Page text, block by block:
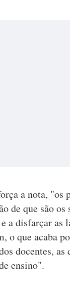
a nota, "os
de que são
a disfarçar as
o que acaba
docentes,
ensino".